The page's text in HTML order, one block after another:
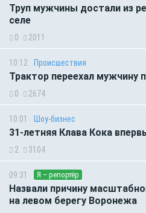
Труп мужчины достали из
селе
0 2011
10:12 Происшествия
Трактор переехал мужчину
0 2674
10:01 Шоу-бизнес
31-летняя Клава Кока
2 3104
09:31 Я – репортёр
Назвали причину
на левом берегу Воронежа